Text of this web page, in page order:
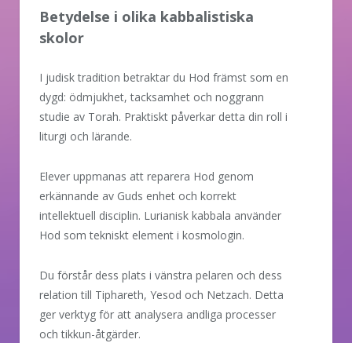
Betydelse i olika kabbalistiska
skolor
I judisk tradition betraktar du Hod främst som en
dygd: ödmjukhet, tacksamhet och noggrann
studie av Torah. Praktiskt påverkar detta din roll i
liturgi och lärande.
Elever uppmanas att reparera Hod genom
erkännande av Guds enhet och korrekt
intellektuell disciplin. Lurianisk kabbala använder
Hod som tekniskt element i kosmologin.
Du förstår dess plats i vänstra pelaren och dess
relation till Tiphareth, Yesod och Netzach. Detta
ger verktyg för att analysera andliga processer
och tikkun-åtgärder.